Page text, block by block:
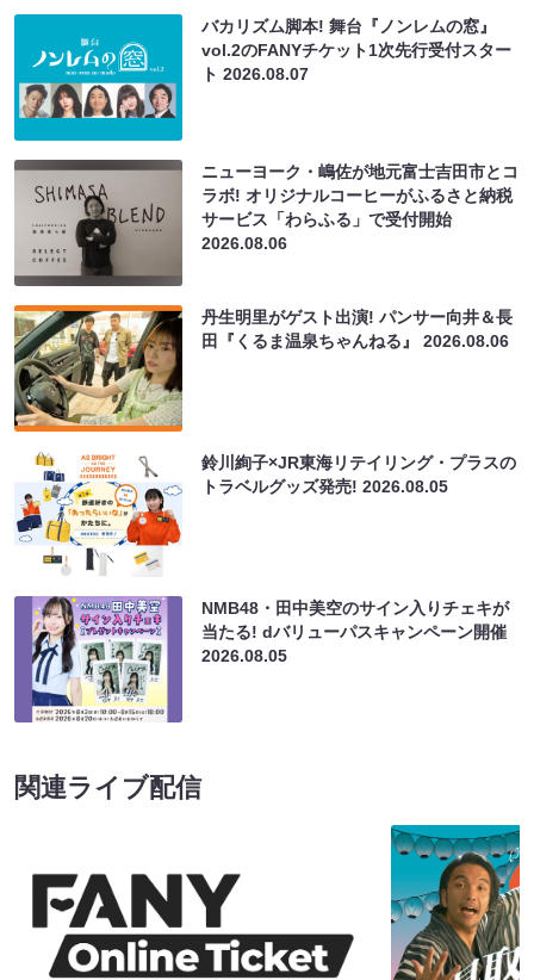
バカリズム脚本! 舞台『ノンレムの窓』
vol.2のFANYチケット1次先行受付スター
ト2026.08.07
ニューヨーク・嶋佐が地元富士吉田市とコ
ラボ! オリジナルコーヒーがふるさと納税
サービス「わらふる」で受付開始
2026.08.06
丹生明里がゲスト出演! パンサー向井＆長
田『くるま温泉ちゃんねる』2026.08.06
鈴川絢子×JR東海リテイリング・プラスの
トラベルグッズ発売!2026.08.05
NMB48・田中美空のサイン入りチェキが
当たる! dバリューパスキャンペーン開催
2026.08.05
関連ライブ配信